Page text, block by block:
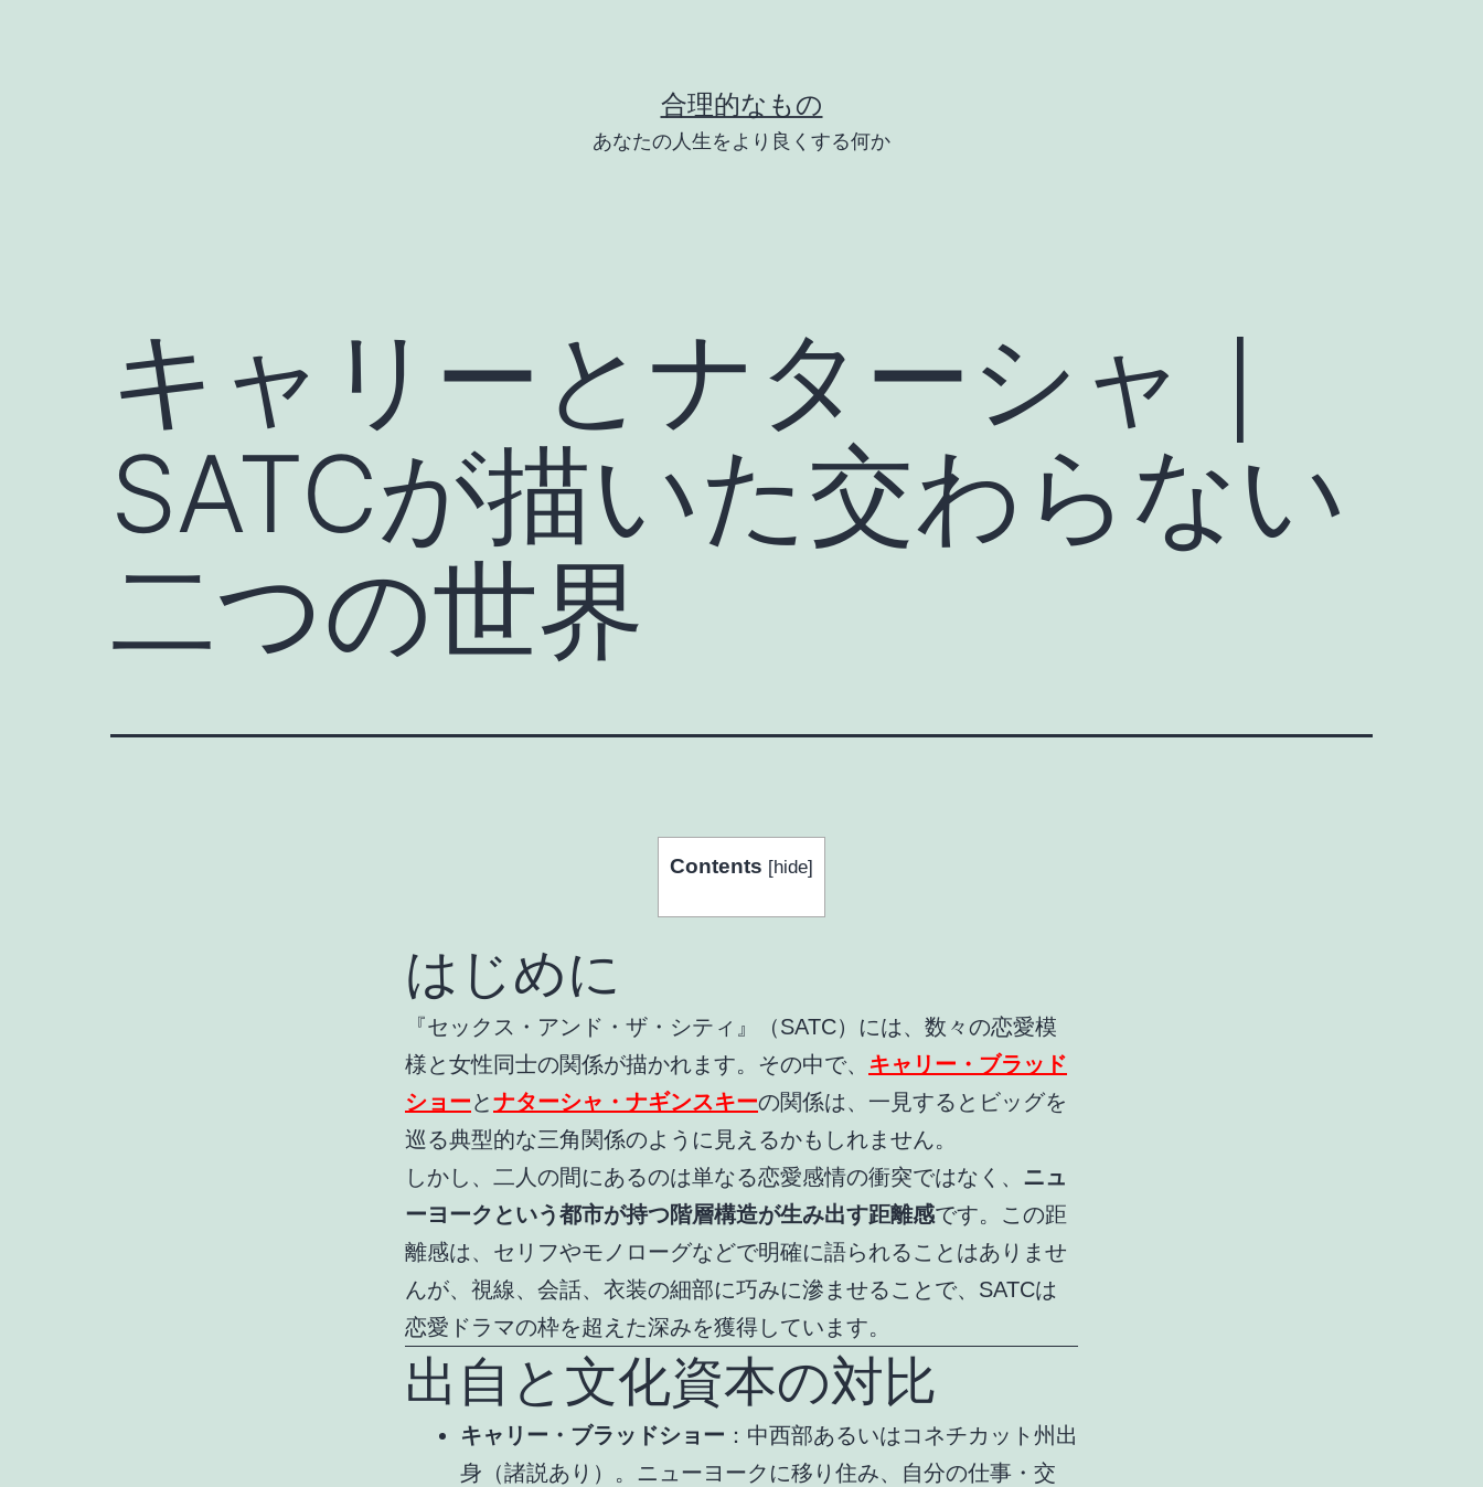
合理的なもの
あなたの人生をより良くする何か
キャリーとナターシャ｜
SATCが描いた交わらない
二つの世界
Contents [hide]
はじめに
『セックス・アンド・ザ・シティ』（SATC）には、数々の恋愛模
様と女性同士の関係が描かれます。その中で、 キャリー・ブラッド
ショーとナターシャ・ナギンスキーの関係は、一見するとビッグを
巡る典型的な三角関係のように見えるかもしれません。
しかし、二人の間にあるのは単なる恋愛感情の衝突ではなく、 ニュ
ーヨークという都市が持つ階層構造が生み出す距離感です。この距
離感は、セリフやモノローグなどで明確に語られることはありませ
んが、視線、会話、衣装の細部に巧みに滲ませることで、SATCは
恋愛ドラマの枠を超えた深みを獲得しています。
出自と文化資本の対比
キャリー・ブラッドショー ：中西部あるいはコネチカット州出
身（諸説あり）。ニューヨークに移り住み、自分の仕事・交